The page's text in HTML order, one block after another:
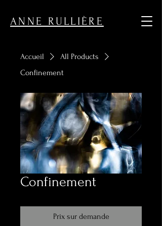
ANNE RULLIÈRE
Accueil
All Products
Confinement
Confinement
Prix sur demande